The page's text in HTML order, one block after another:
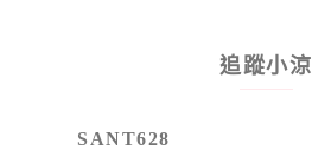
追蹤小涼
SANT628